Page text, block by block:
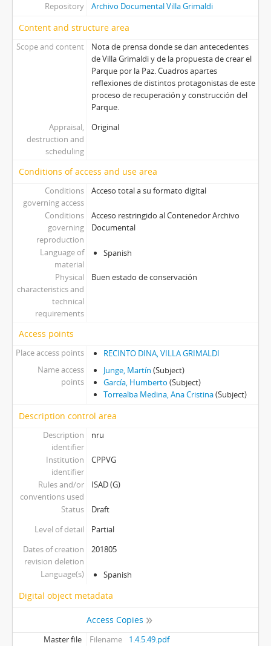
Repository Archivo Documental Villa Grimaldi
Content and structure area
Scope and content
Nota de prensa donde se dan antecedentes
de Villa Grimaldi y de la propuesta de crear el
Parque por la Paz. Cuadros apartes
reflexiones de distintos protagonistas de este
proceso de recuperación y construcción del
Parque.
Appraisal,
destruction and
scheduling
Original
Conditions of access and use area
Conditions
governing access
Acceso total a su formato digital
Conditions
governing
reproduction
Acceso restringido al Contenedor Archivo
Documental
Language of
material
Spanish
Physical
characteristics and
technical
requirements
Buen estado de conservación
Access points
Place access points
RECINTO DINA, VILLA GRIMALDI
Name access
points
Junge, Martín (Subject)
García, Humberto (Subject)
Torrealba Medina, Ana Cristina(Subject)
Description control area
Description
identifier
nru
Institution
identifier
CPPVG
Rules and/or
conventions used
ISAD (G)
Status
Draft
Level of detail
Partial
Dates of creation
revision deletion
201805
Language(s) Spanish
Digital object metadata
Access Copies
Master file Filename
1.4.5.49.pdf